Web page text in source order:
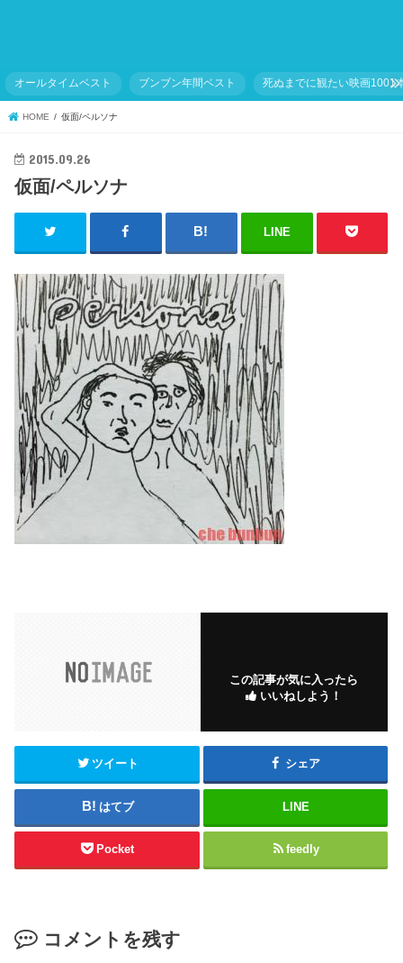
オールタイムベスト ブンブン年間ベスト 死ぬまでに観たい映画1001
HOME 仮面/ペルソナ
2015.09.26
仮面/ペルソナ
LINE
この記事が気に入ったら
いいねしよう！
ツイート シェア
はてブ LINE
Pocket feedly
コメントを残す